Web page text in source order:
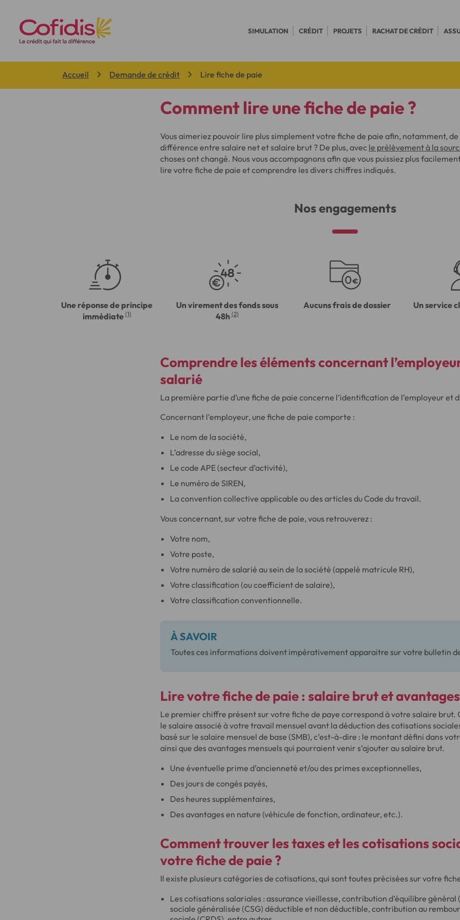
SIMULATION CRÉDIT PROJETS RACHAT DE CRÉDIT
Vous êtes ici:
Accueil Demande de crédit Lire fiche de paie
Comment lire une fiche de paie ?
Vous aimeriez pouvoir lire plus simplement votre fiche de paie afin, notamment,
différence entre salaire net et salaire brut ? De plus, avec le prélèvement à la
choses ont changé. Nous vous accompagnons afin que vous puissiez plus
lire votre fiche de paie et comprendre les divers chiffres indiqués.
Nos engagements
Une réponse de principe
immédiate (1)
Un virement des fonds sous
48h (2)
Aucuns frais de dossier Un service
Comprendre les éléments concernant
salarié
La première partie d’une fiche de paie concerne l’identification de l’employeur et
Concernant l’employeur, une fiche de paie comporte :
Le nom de la société,
L’adresse du siège social,
Le code APE (secteur d’activité),
Le numéro de SIREN,
La convention collective applicable ou des articles du Code du travail.
Vous concernant, sur votre fiche de paie, vous retrouverez :
Votre nom,
Votre poste,
Votre numéro de salarié au sein de la société (appelé matricule RH),
Votre classification (ou coefficient de salaire),
Votre classification conventionnelle.
À SAVOIR
Toutes ces informations doivent impérativement apparaitre sur votre bulletin
Lire votre fiche de paie : salaire brut et avantages
Le premier chiffre présent sur votre fiche de paye correspond à votre salaire brut.
le salaire associé à votre travail mensuel avant la déduction des cotisations
basé sur le salaire mensuel de base (SMB), c’est-à-dire : le montant défini dans
ainsi que des avantages mensuels qui pourraient venir s’ajouter au salaire brut.
Une éventuelle prime d’ancienneté et/ou des primes exceptionnelles,
Des jours de congés payés,
Des heures supplémentaires,
Des avantages en nature (véhicule de fonction, ordinateur, etc.).
Comment trouver les taxes et les cotisations
votre fiche de paie ?
Il existe plusieurs catégories de cotisations, qui sont toutes précisées sur votre
Les cotisations salariales : assurance vieillesse, contribution d’équilibre général
sociale généralisée (CSG) déductible et non déductible, contribution au